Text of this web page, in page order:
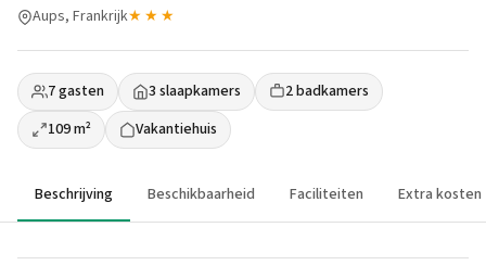
Aups, Frankrijk★★★
7 gasten 3 slaapkamers
2 badkamers
109 m²
Vakantiehuis
Beschrijving Beschikbaarheid Faciliteiten Extra kosten